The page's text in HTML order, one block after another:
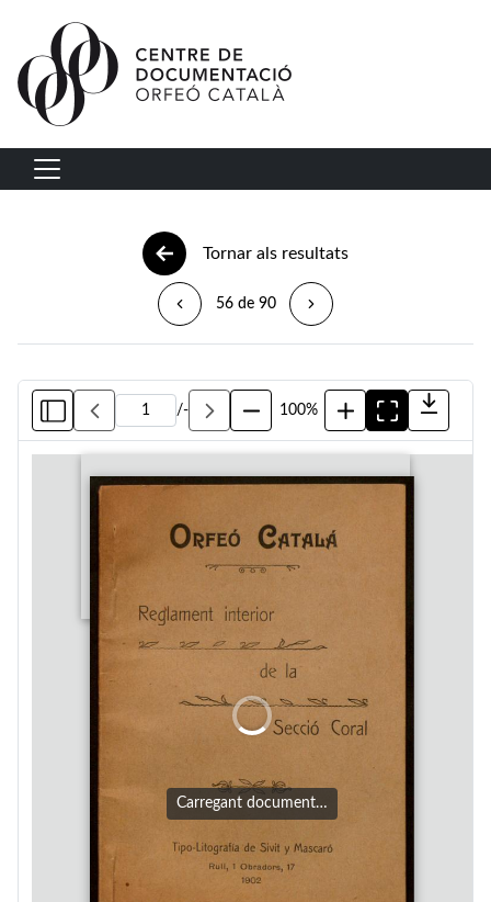
Vés al contingut
Navegació principal
Tornar als resultats
56 de 90
/- 100%
Carregant document…